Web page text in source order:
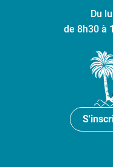
Du
de 8h30 à